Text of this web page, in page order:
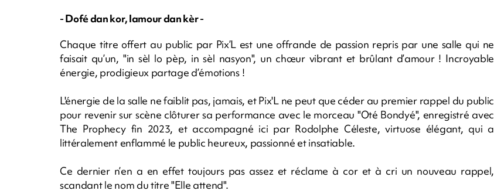
- Dofé dan kor, lamour dan kèr -
Chaque titre offert au public par Pix’L est une offrande de passion repris par une salle qui ne
faisait qu’un, "in sèl lo pèp, in sèl nasyon", un chœur vibrant et brûlant d’amour ! Incroyable
énergie, prodigieux partage d’émotions !
L'énergie de la salle ne faiblit pas, jamais, et Pix'L ne peut que céder au premier rappel du public
pour revenir sur scène clôturer sa performance avec le morceau "Oté Bondyé", enregistré avec
The Prophecy fin 2023, et accompagné ici par Rodolphe Céleste, virtuose élégant, qui a
littéralement enflammé le public heureux, passionné et insatiable.
Ce dernier n’en a en effet toujours pas assez et réclame à cor et à cri un nouveau rappel,
scandant le nom du titre "Elle attend".